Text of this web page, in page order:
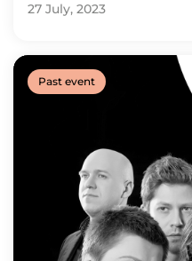
27 July, 2023
Past event